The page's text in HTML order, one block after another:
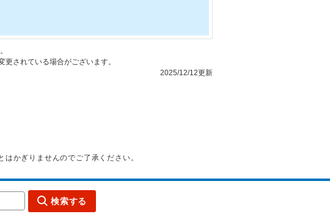
されている場合がございます。
2025/12/12更新
かぎりませんのでご了承ください。
検索する